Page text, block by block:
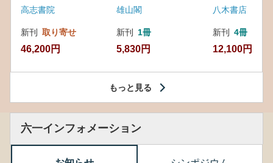
高志書院
新刊 取り寄せ
46,200円
雄山閣
新刊 1冊
5,830円
八木書店
新刊 4冊
12,100円
もっと見る
六一インフォメーション